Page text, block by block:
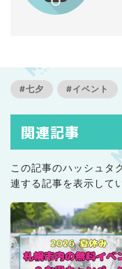
#七夕 #イベント
関連記事
この記事のハッシュタ
連する記事を表示して